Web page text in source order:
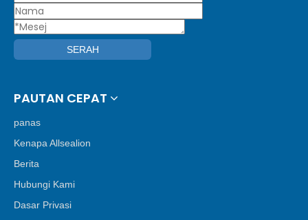
SERAH
PAUTAN CEPAT
panas
Kenapa Allsealion
Berita
Hubungi Kami
Dasar Privasi